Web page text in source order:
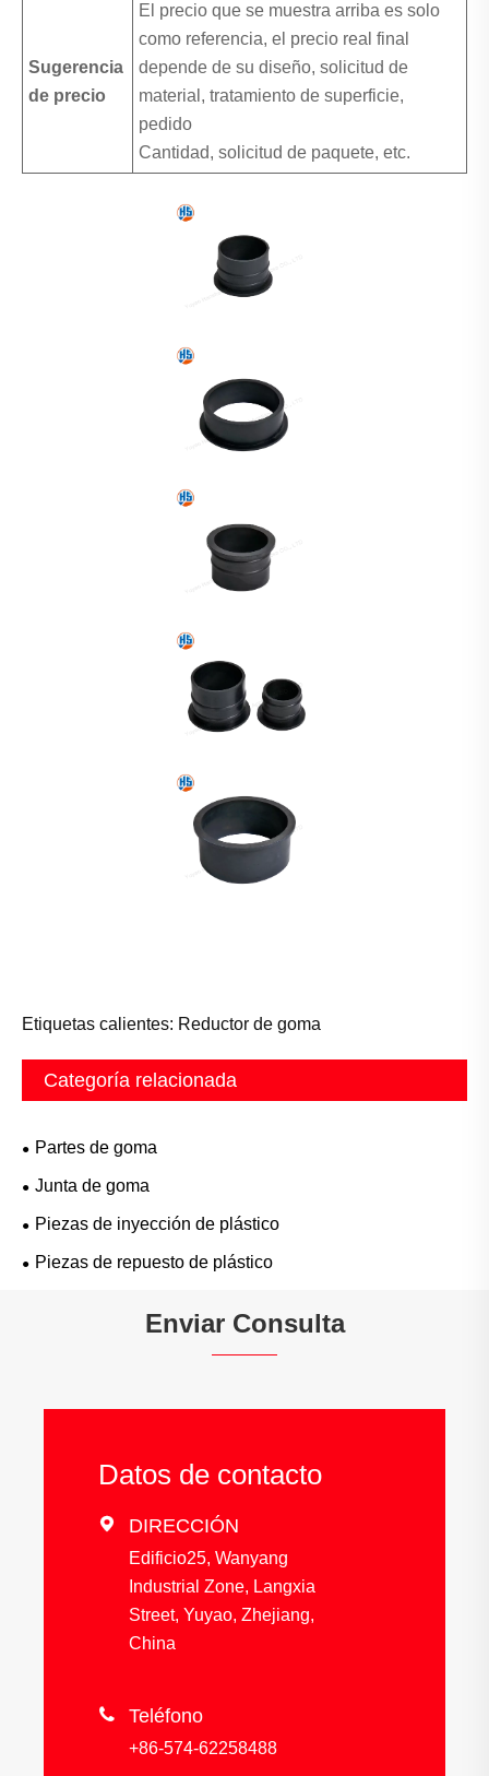
Sugerencia
de precio
El precio que se muestra arriba es solo
como referencia, el precio real final
depende de su diseño, solicitud de
material, tratamiento de superficie,
pedido
Cantidad, solicitud de paquete, etc.
Etiquetas calientes: Reductor de goma
Categoría relacionada
Partes de goma
Junta de goma
Piezas de inyección de plástico
Piezas de repuesto de plástico
Enviar Consulta
Datos de contacto
 DIRECCIÓN
Edificio25, Wanyang
Industrial Zone, Langxia
Street, Yuyao, Zhejiang,
China
 Teléfono
+86-574-62258488